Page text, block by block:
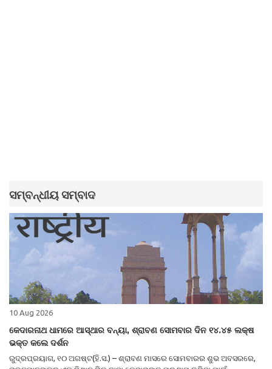
ସମ୍ବନ୍ଧୀୟ ସମ୍ବାଦ
10 Aug 2026
କେଦାରନାଥ ଧାମରେ ଆସ୍ଥାର ବନ୍ୟା, ଶ୍ରାବଣ ସୋମବାର ଦିନ ୧୪.୪୫ ଲକ୍ଷ
ଭକ୍ତ କଲେ ଦର୍ଶନ
ରୁଦ୍ରପ୍ରୟାଗ, ୧୦ ଅଗଷ୍ଟ(ହି.ସ.) – ଶ୍ରାବଣ ମାସରେ ସୋମବାରର ଶୁଭ ଅବସରରେ,